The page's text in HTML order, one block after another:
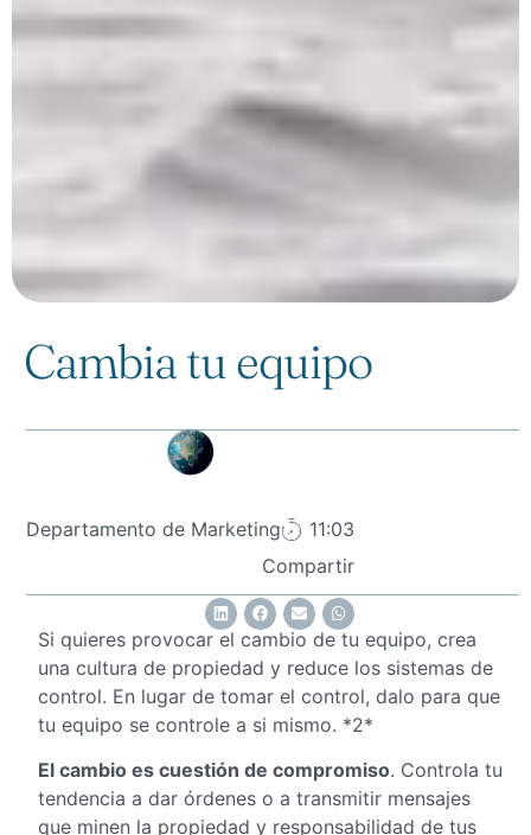
Cambia tu equipo
Departamento de Marketing
11:03
Compartir
Si quieres provocar el cambio de tu equipo, crea
una cultura de propiedad y reduce los sistemas de
control. En lugar de tomar el control, dalo para que
tu equipo se controle a si mismo. *2*
El cambio es cuestión de compromiso. Controla tu
tendencia a dar órdenes o a transmitir mensajes
que minen la propiedad y responsabilidad de tus